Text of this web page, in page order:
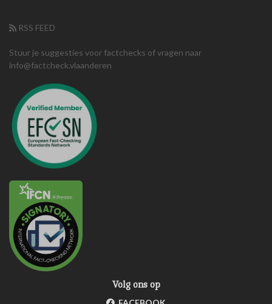
RSS FEED
Stuur je suggesties voor factchecks of vragen naar
info@factcheck.vlaanderen
Volg ons op